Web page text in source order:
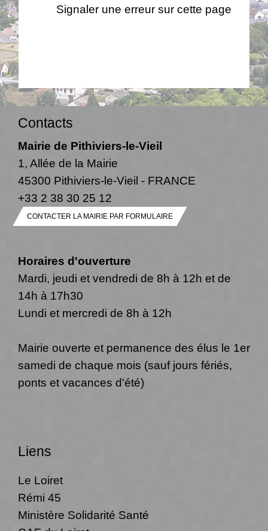
Signaler une erreur sur cette page
Contacts
Mairie de Pithiviers-le-Vieil
1, Allée de la Mairie
45300 Pithiviers-le-Vieil - FRANCE
+33 2 38 30 25 12
CONTACTER LA MAIRIE PAR FORMULAIRE
Horaires d'ouverture
Mardi, jeudi et vendredi de 8h à 12h et de
14h à 17h30
Lundi et mercredi de 8h à 12h
Mairie ouverte et permanence des élus le 1er
samedi de chaque mois (sauf jours fériés,
ponts et vacances d'été)
Liens
Le Loiret
Rémi 45
Ministère Solidarité Santé